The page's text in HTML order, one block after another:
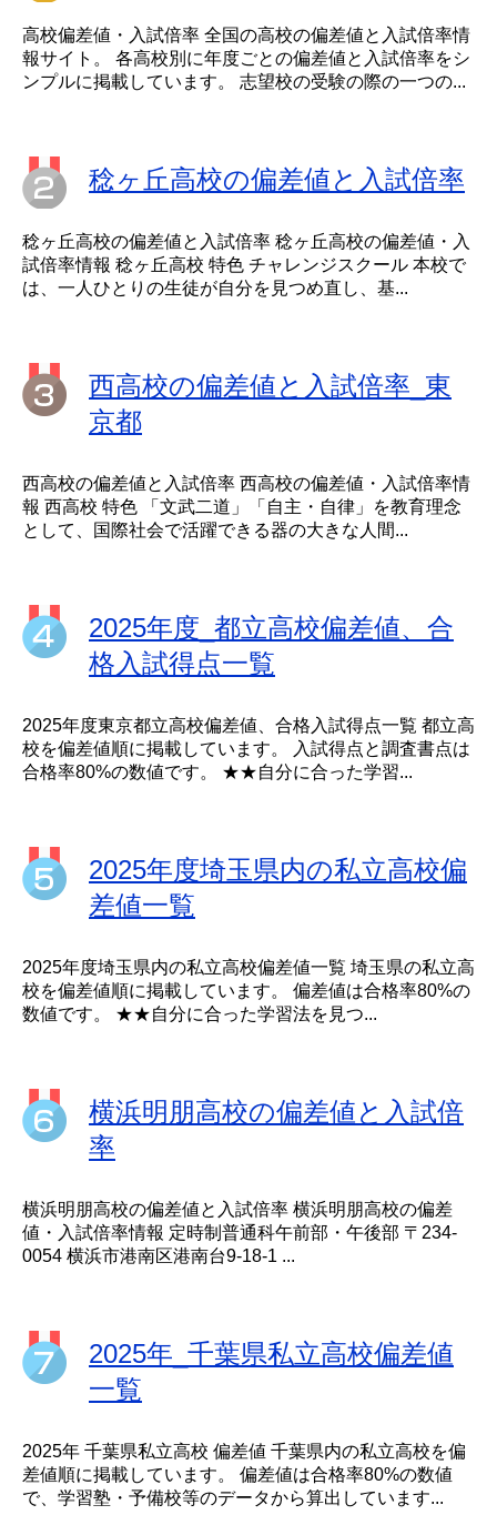
高校偏差値・入試倍率 全国の高校の偏差値と入試倍率情
報サイト。 各高校別に年度ごとの偏差値と入試倍率をシ
ンプルに掲載しています。 志望校の受験の際の一つの...
稔ヶ丘高校の偏差値と入試倍率
稔ヶ丘高校の偏差値と入試倍率 稔ヶ丘高校の偏差値・入
試倍率情報 稔ヶ丘高校 特色 チャレンジスクール 本校で
は、一人ひとりの生徒が自分を見つめ直し、基...
西高校の偏差値と入試倍率_東
京都
西高校の偏差値と入試倍率 西高校の偏差値・入試倍率情
報 西高校 特色 「文武二道」「自主・自律」を教育理念
として、国際社会で活躍できる器の大きな人間...
2025年度_都立高校偏差値、合
格入試得点一覧
2025年度東京都立高校偏差値、合格入試得点一覧 都立高
校を偏差値順に掲載しています。 入試得点と調査書点は
合格率80%の数値です。 ★★自分に合った学習...
2025年度埼玉県内の私立高校偏
差値一覧
2025年度埼玉県内の私立高校偏差値一覧 埼玉県の私立高
校を偏差値順に掲載しています。 偏差値は合格率80%の
数値です。 ★★自分に合った学習法を見つ...
横浜明朋高校の偏差値と入試倍
率
横浜明朋高校の偏差値と入試倍率 横浜明朋高校の偏差
値・入試倍率情報 定時制普通科午前部・午後部 〒234-
0054 横浜市港南区港南台9-18-1 ...
2025年_千葉県私立高校偏差値
一覧
2025年 千葉県私立高校 偏差値 千葉県内の私立高校を偏
差値順に掲載しています。 偏差値は合格率80%の数値
で、学習塾・予備校等のデータから算出しています...